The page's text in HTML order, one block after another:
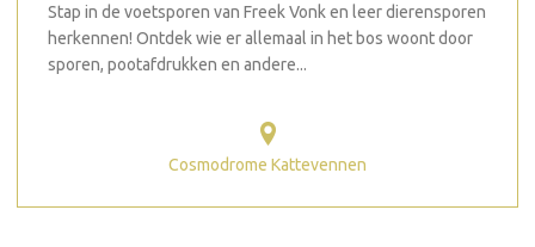
Stap in de voetsporen van Freek Vonk en leer dierensporen
herkennen! Ontdek wie er allemaal in het bos woont door
sporen, pootafdrukken en andere...
Cosmodrome Kattevennen